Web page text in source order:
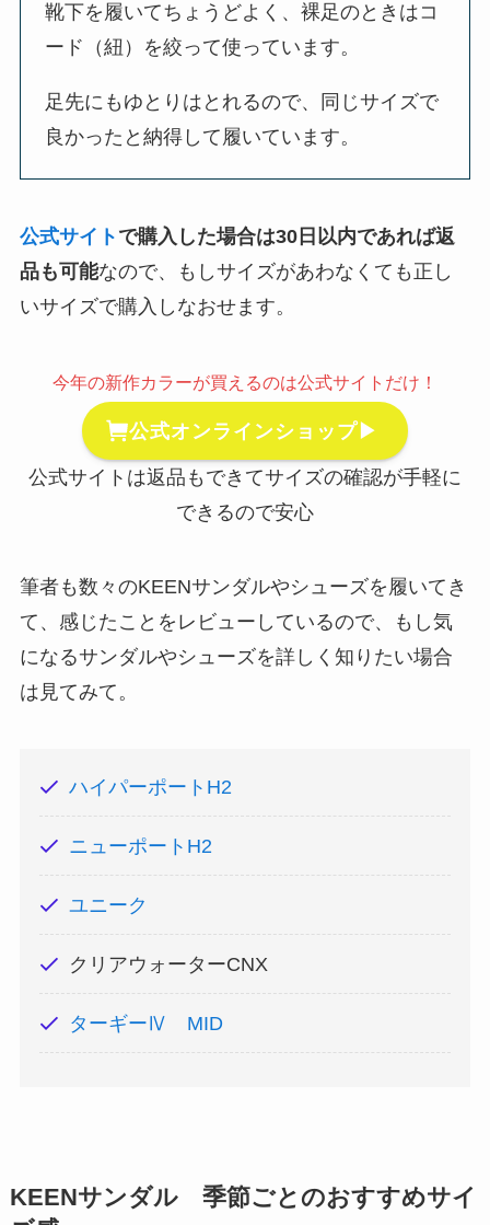
靴下を履いてちょうどよく、裸足のときはコ
ード（紐）を絞って使っています。
足先にもゆとりはとれるので、同じサイズで
良かったと納得して履いています。
公式サイト で購入した場合は30日以内であれば返
品も可能なので、もしサイズがあわなくても正し
いサイズで購入しなおせます。
今年の新作カラーが買えるのは公式サイトだけ！
公式オンラインショップ▶
公式サイトは返品もできてサイズの確認が手軽に
できるので安心
筆者も数々のKEENサンダルやシューズを履いてき
て、感じたことをレビューしているので、もし気
になるサンダルやシューズを詳しく知りたい場合
は見てみて。
ハイパーポートH2
ニューポートH2
ユニーク
クリアウォーターCNX
ターギーⅣ MID
KEENサンダル 季節ごとのおすすめサイ